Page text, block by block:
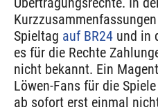
Spieltag auf BR24 und in
es für die Rechte
nicht bekannt. Ein
Löwen-Fans für die
ab sofort erst einmal